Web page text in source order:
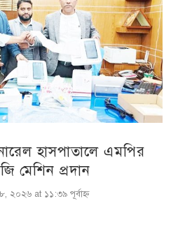
হাসপাতালে এমপির
মেশিন প্রদান
২০২৬ at ১১:৩৯ পূর্বাহ্ণ